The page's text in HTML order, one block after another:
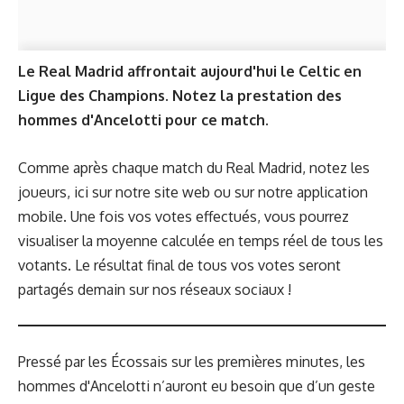
Le Real Madrid affrontait aujourd'hui le Celtic en
Ligue des Champions. Notez la prestation des
hommes d'Ancelotti pour ce match.
Comme après chaque match du Real Madrid, notez les
joueurs, ici sur notre site web ou sur notre application
mobile. Une fois vos votes effectués, vous pourrez
visualiser la moyenne calculée en temps réel de tous les
votants. Le résultat final de tous vos votes seront
partagés demain sur nos réseaux sociaux !
Pressé par les Écossais sur les premières minutes, les
hommes d'Ancelotti n’auront eu besoin que d’un geste